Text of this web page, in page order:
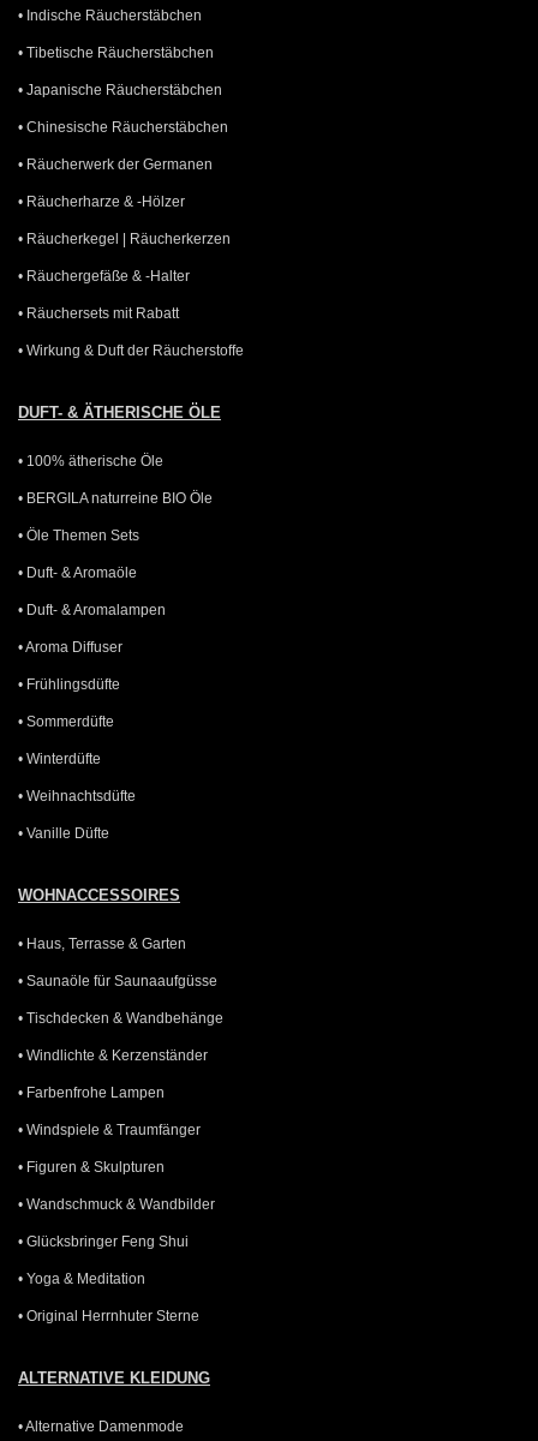
• Indische Räucherstäbchen
• Tibetische Räucherstäbchen
• Japanische Räucherstäbchen
• Chinesische Räucherstäbchen
• Räucherwerk der Germanen
• Räucherharze & -Hölzer
• Räucherkegel | Räucherkerzen
• Räuchergefäße & -Halter
• Räuchersets mit Rabatt
• Wirkung & Duft der Räucherstoffe
DUFT- & ÄTHERISCHE ÖLE
• 100% ätherische Öle
• BERGILA naturreine BIO Öle
• Öle Themen Sets
• Duft- & Aromaöle
• Duft- & Aromalampen
• Aroma Diffuser
• Frühlingsdüfte
• Sommerdüfte
• Winterdüfte
• Weihnachtsdüfte
• Vanille Düfte
WOHNACCESSOIRES
• Haus, Terrasse & Garten
• Saunaöle für Saunaaufgüsse
• Tischdecken & Wandbehänge
• Windlichte & Kerzenständer
• Farbenfrohe Lampen
• Windspiele & Traumfänger
• Figuren & Skulpturen
• Wandschmuck & Wandbilder
• Glücksbringer Feng Shui
• Yoga & Meditation
• Original Herrnhuter Sterne
ALTERNATIVE KLEIDUNG
• Alternative Damenmode